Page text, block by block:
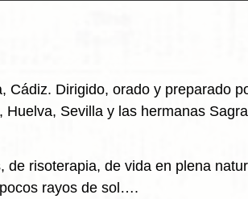
Dirigido, orado y preparado
Sevilla y las hermanas
risoterapia, de vida en plena
rayos de sol….